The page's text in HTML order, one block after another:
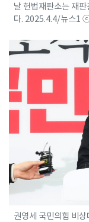
날 헌법재판소는 재
다. 2025.4.4/뉴스1
권영세 국민의힘 비